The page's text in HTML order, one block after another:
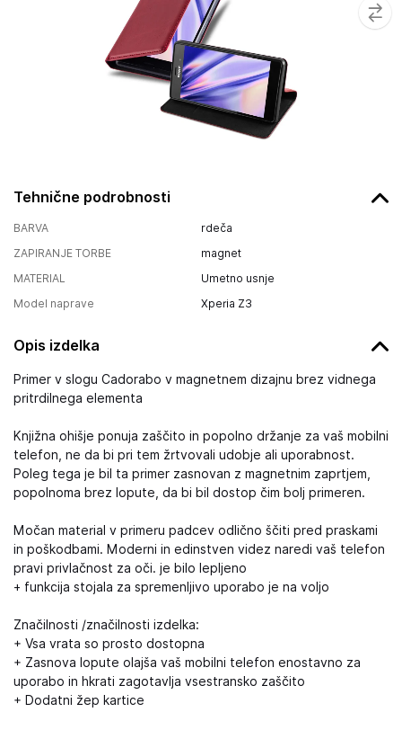
Tehnične podrobnosti
BARVA
rdeča
ZAPIRANJE TORBE
magnet
MATERIAL
Umetno usnje
Model naprave
Xperia Z3
Opis izdelka
Primer v slogu Cadorabo v magnetnem dizajnu brez vidnega
pritrdilnega elementa
Knjižna ohišje ponuja zaščito in popolno držanje za vaš mobilni
telefon, ne da bi pri tem žrtvovali udobje ali uporabnost.
Poleg tega je bil ta primer zasnovan z magnetnim zaprtjem,
popolnoma brez lopute, da bi bil dostop čim bolj primeren.
Močan material v primeru padcev odlično ščiti pred praskami
in poškodbami. Moderni in edinstven videz naredi vaš telefon
pravi privlačnost za oči. je bilo lepljeno
+ funkcija stojala za spremenljivo uporabo je na voljo
Značilnosti /značilnosti izdelka:
+ Vsa vrata so prosto dostopna
+ Zasnova lopute olajša vaš mobilni telefon enostavno za
uporabo in hkrati zagotavlja vsestransko zaščito
+ Dodatni žep kartice